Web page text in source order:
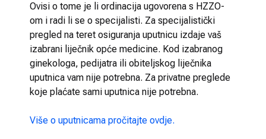
Ovisi o tome je li ordinacija ugovorena s HZZO-
om i radi li se o specijalisti. Za specijalistički
pregled na teret osiguranja uputnicu izdaje vaš
izabrani liječnik opće medicine. Kod izabranog
ginekologa, pedijatra ili obiteljskog liječnika
uputnica vam nije potrebna. Za privatne preglede
koje plaćate sami uputnica nije potrebna.
Više o uputnicama pročitajte ovdje.